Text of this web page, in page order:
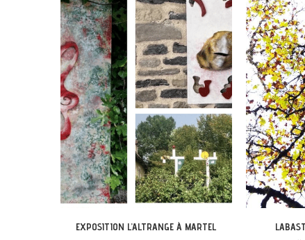
LABASTIDE-DU-VERT : EXPO
EXPOSITION